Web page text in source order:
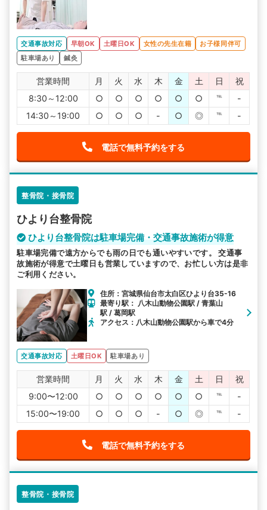
交通事故対応 早朝OK 土曜日OK 女性の先生在籍
お子様同伴可
駐車場あり
鍼灸
営業時間 月 火 水 木 金 土 日
祝
8:30～12:00
○ ○ ○ ○ ○ ○ ℡
-
14:30～19:00
○ ○ ○ - ○ ◎ ℡ -
電話で無料予約をする
整骨院・接骨院
ひより台整骨院
ひより台整骨院は駐車場完備・交通事故施術が得意
駐車場完備で遠方からでも雨の日でも通いやすいです。 交通事
故施術が得意で土曜日も営業していますので、お忙しい方は是非
ご利用ください。
住所：宮城県仙台市太白区ひより台35-16
最寄り駅： 八木山動物公園駅 / 青葉山
駅 / 葛岡駅
アクセス：八木山動物公園駅から車で4分
交通事故対応 土曜日OK 駐車場あり
営業時間 月 火 水 木 金 土 日
祝
9:00〜12:00
○ ○ ○ ○ ○ ○ ℡
-
15:00〜19:00
○ ○ ○ - ○ ◎ ℡ -
電話で無料予約をする
整骨院・接骨院